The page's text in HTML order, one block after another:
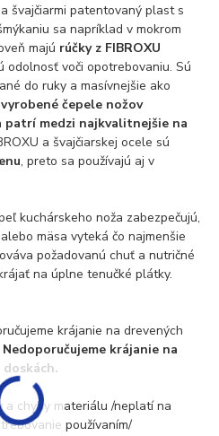
švajčiarmi patentovaný plast s
sa napríklad v mokrom
majú rúčky z FIBROXU
voči opotrebovaniu. Sú
do ruky a masívnejšie ako
čepele nožov
patrí medzi najkvalitnejšie na
a švajčiarskej ocele sú
, preto sa používajú aj v
kuchárskeho noža zabezpečujú,
mäsa vyteká čo najmenšie
požadovanú chuť a nutričné
na úplne tenučké plátky.
krájanie na drevených
Nedoporučujeme krájanie na
chyby materiálu /neplatí na
používaním/